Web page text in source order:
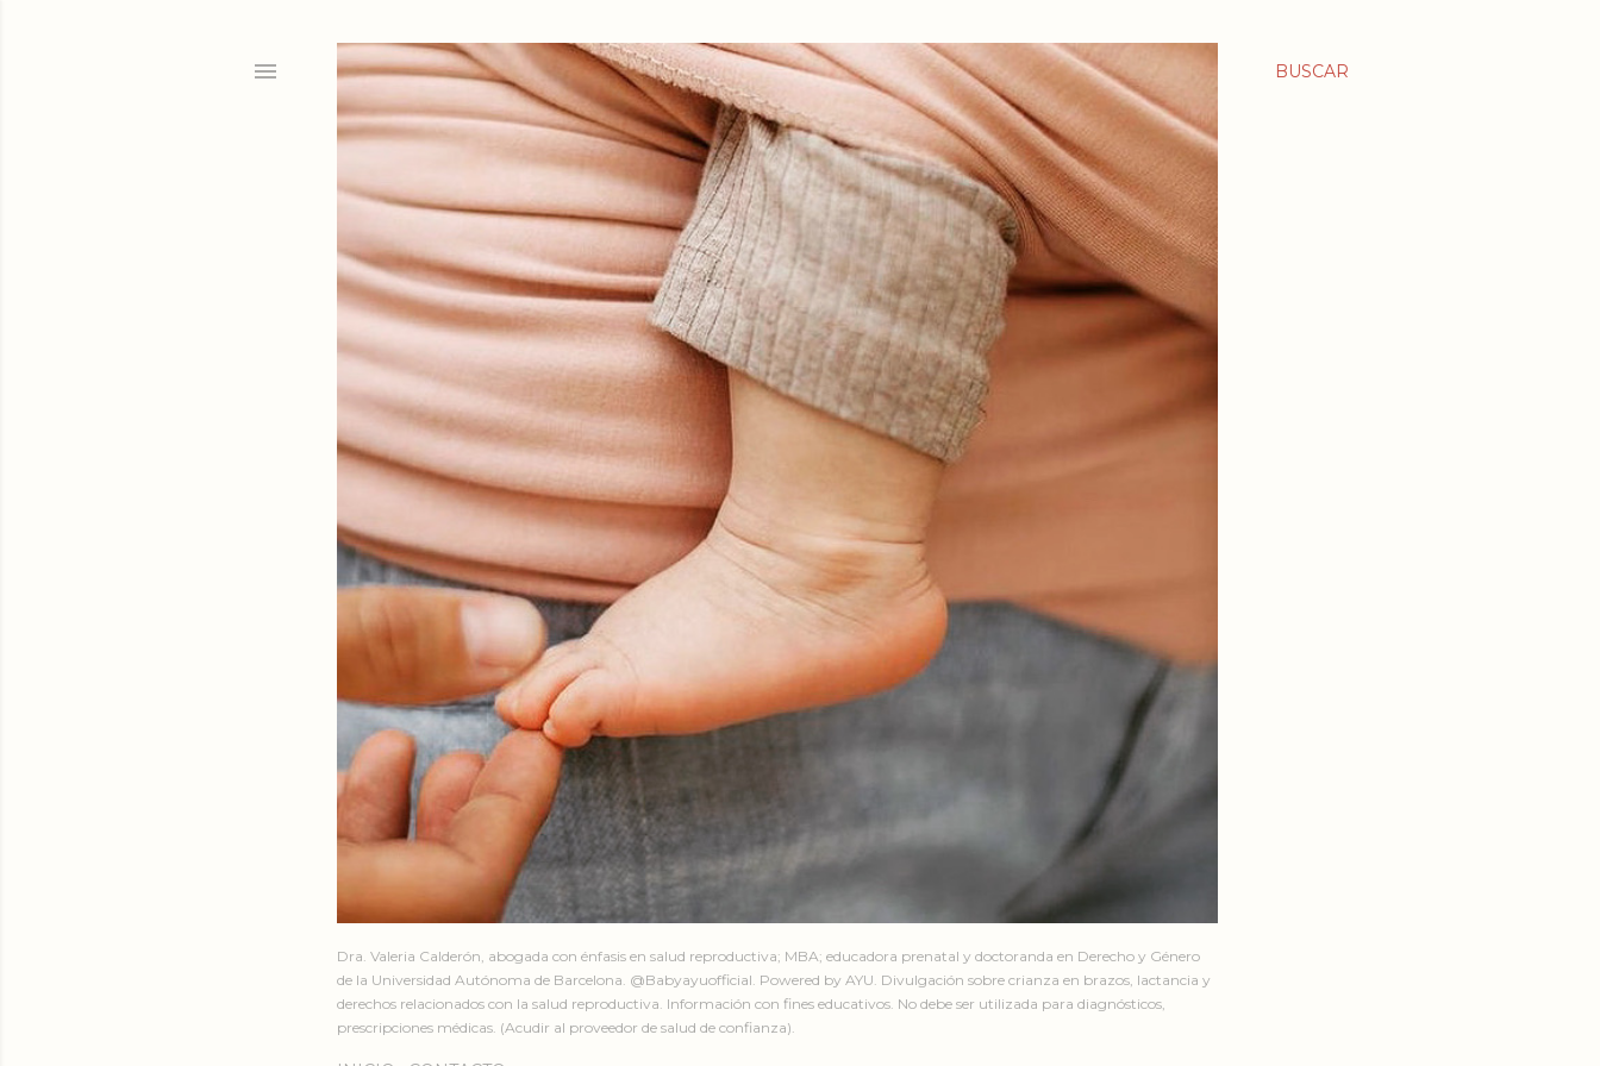
BUSCAR
Dra. Valeria Calderón, abogada con énfasis en salud reproductiva; MBA; educadora prenatal y doctoranda en Derecho y Género
de la Universidad Autónoma de Barcelona. @Babyayuofficial. Powered by AYU. Divulgación sobre crianza en brazos, lactancia y
derechos relacionados con la salud reproductiva. Información con fines educativos. No debe ser utilizada para diagnósticos,
prescripciones médicas. (Acudir al proveedor de salud de confianza).